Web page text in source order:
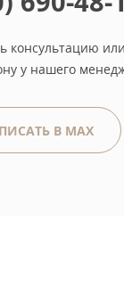
консультацию
у нашего
В MAX